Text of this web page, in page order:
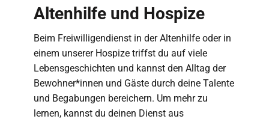
Altenhilfe und Hospize
Beim Freiwilligendienst in der Altenhilfe oder in
einem unserer Hospize triffst du auf viele
Lebensgeschichten und kannst den Alltag der
Bewohner*innen und Gäste durch deine Talente
und Begabungen bereichern. Um mehr zu
lernen, kannst du deinen Dienst aus